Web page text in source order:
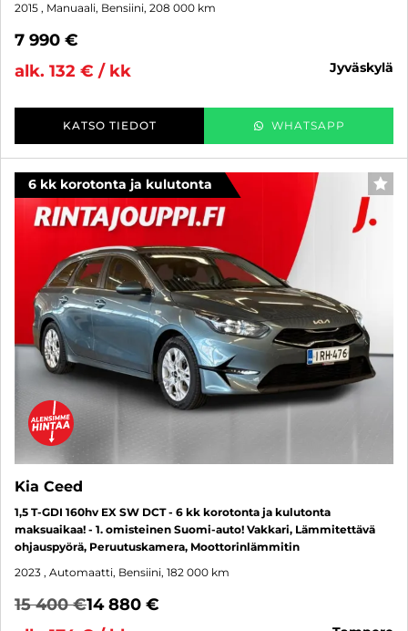
2015 , Manuaali, Bensiini, 208 000 km
7 990 €
alk. 132 € / kk
jyväskylä
KATSO TIEDOT WHATSAPP
6 kk korotonta ja kulutonta
Kia Ceed
1,5 T-GDI 160hv EX SW DCT - 6 kk korotonta ja kulutonta
maksuaikaa! - 1. omisteinen Suomi-auto! Vakkari, Lämmitettävä
ohjauspyörä, Peruutuskamera, Moottorinlämmitin
2023 , Automaatti, Bensiini, 182 000 km
15 400 €14 880 €